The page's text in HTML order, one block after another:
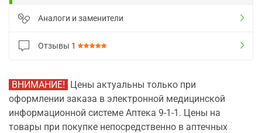
Аналоги и заменители
Отзывы 1
ВНИМАНИЕ! Цены актуальны только при
оформлении заказа в электронной медицинской
информационной системе Аптека 9-1-1. Цены на
товары при покупке непосредственно в аптечных